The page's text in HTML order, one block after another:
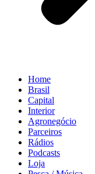
Home
Brasil
Capital
Interior
Agronegócio
Parceiros
Rádios
Podcasts
Loja